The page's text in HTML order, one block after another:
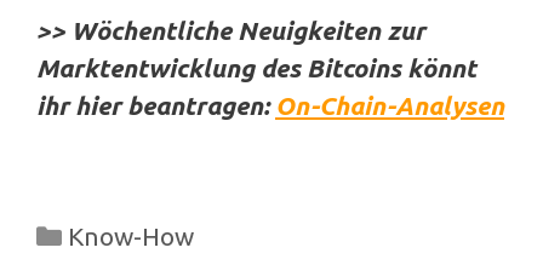
>> Wöchentliche Neuigkeiten zur
Marktentwicklung des Bitcoins könnt
ihr hier beantragen: On-Chain-Analysen
Kategorien
Know-How